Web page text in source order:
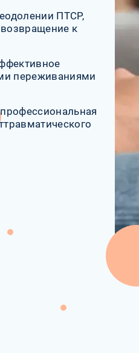
ПТСР,
к
переживаниями